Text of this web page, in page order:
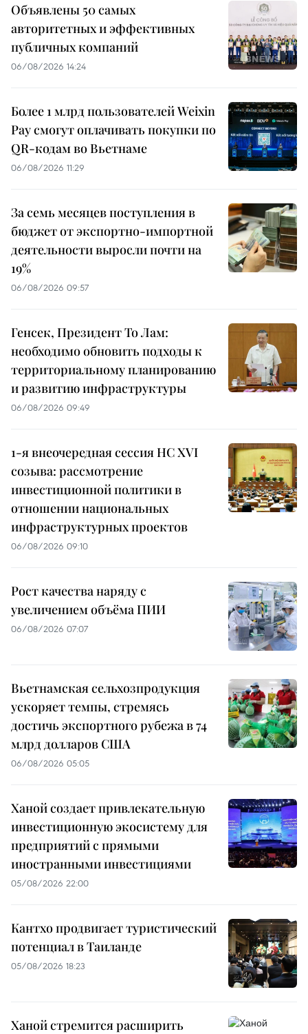
Объявлены 50 самых
авторитетных и эффективных
публичных компаний
06/08/2026 14:24
Более 1 млрд пользователей Weixin
Pay смогут оплачивать покупки по
QR-кодам во Вьетнаме
06/08/2026 11:29
За семь месяцев поступления в
бюджет от экспортно-импортной
деятельности выросли почти на
19%
06/08/2026 09:57
Генсек, Президент То Лам:
необходимо обновить подходы к
территориальному планированию
и развитию инфраструктуры
06/08/2026 09:49
1-я внеочередная сессия НС XVI
созыва: рассмотрение
инвестиционной политики в
отношении национальных
инфраструктурных проектов
06/08/2026 09:10
Рост качества наряду с
увеличением объёма ПИИ
06/08/2026 07:07
Вьетнамская сельхозпродукция
ускоряет темпы, стремясь
достичь экспортного рубежа в 74
млрд долларов США
06/08/2026 05:05
Ханой создает привлекательную
инвестиционную экосистему для
предприятий с прямыми
иностранными инвестициями
05/08/2026 22:00
Кантхо продвигает туристический
потенциал в Таиланде
05/08/2026 18:23
Ханой стремится расширить